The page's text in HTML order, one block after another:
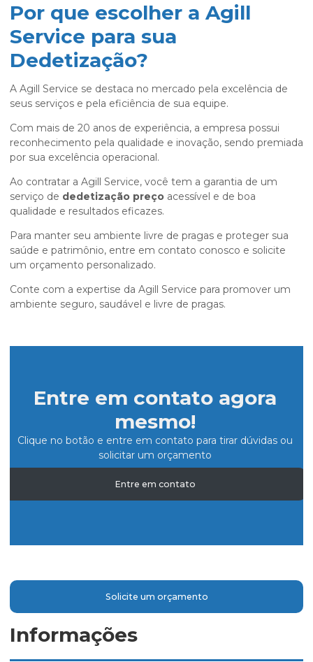
Por que escolher a Agill
Service para sua
Dedetização?
A Agill Service se destaca no mercado pela excelência de
seus serviços e pela eficiência de sua equipe.
Com mais de 20 anos de experiência, a empresa possui
reconhecimento pela qualidade e inovação, sendo premiada
por sua excelência operacional.
Ao contratar a Agill Service, você tem a garantia de um
serviço de dedetização preço acessível e de boa
qualidade e resultados eficazes.
Para manter seu ambiente livre de pragas e proteger sua
saúde e patrimônio, entre em contato conosco e solicite
um orçamento personalizado.
Conte com a expertise da Agill Service para promover um
ambiente seguro, saudável e livre de pragas.
Entre em contato agora
mesmo!
Clique no botão e entre em contato para tirar dúvidas ou
solicitar um orçamento
Entre em contato
Solicite um orçamento
Informações